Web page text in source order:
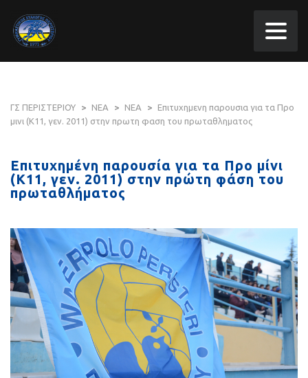
ΓΣ ΠΕΡΙΣΤΕΡΙΟΥ > ΝΕΑ > ΝΕΑ >
Επιτυχημενη παρουσια για τα Προ
μινι (Κ11, γεν. 2011) στην πρωτη φαση του πρωταθληματος
Επιτυχημένη παρουσία για τα Προ μίνι
(Κ11, γεν. 2011) στην πρώτη φάση του
πρωταθλήματος